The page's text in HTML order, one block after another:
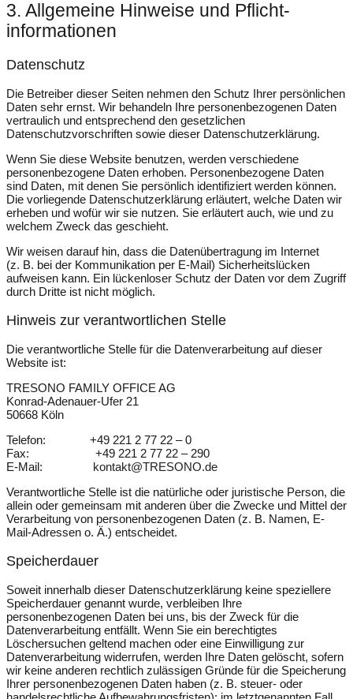
3. Allgemeine Hinweise und Pflicht­
informationen
Datenschutz
Die Betreiber dieser Seiten nehmen den Schutz Ihrer persönlichen
Daten sehr ernst. Wir behandeln Ihre personenbezogenen Daten
vertraulich und entsprechend den gesetzlichen
Datenschutzvorschriften sowie dieser Datenschutzerklärung.
Wenn Sie diese Website benutzen, werden verschiedene
personenbezogene Daten erhoben. Personenbezogene Daten
sind Daten, mit denen Sie persönlich identifiziert werden können.
Die vorliegende Datenschutzerklärung erläutert, welche Daten wir
erheben und wofür wir sie nutzen. Sie erläutert auch, wie und zu
welchem Zweck das geschieht.
Wir weisen darauf hin, dass die Datenübertragung im Internet
(z. B. bei der Kommunikation per E-Mail) Sicherheitslücken
aufweisen kann. Ein lückenloser Schutz der Daten vor dem Zugriff
durch Dritte ist nicht möglich.
Hinweis zur verantwortlichen Stelle
Die verantwortliche Stelle für die Datenverarbeitung auf dieser
Website ist:
TRESONO FAMILY OFFICE AG
Konrad-Adenauer-Ufer 21
50668 Köln
Telefon: +49 221 2 77 22 – 0
Fax: +49 221 2 77 22 – 290
E-Mail: kontakt@TRESONO.de
Verantwortliche Stelle ist die natürliche oder juristische Person, die
allein oder gemeinsam mit anderen über die Zwecke und Mittel der
Verarbeitung von personenbezogenen Daten (z. B. Namen, E-
Mail-Adressen o. Ä.) entscheidet.
Speicherdauer
Soweit innerhalb dieser Datenschutzerklärung keine speziellere
Speicherdauer genannt wurde, verbleiben Ihre
personenbezogenen Daten bei uns, bis der Zweck für die
Datenverarbeitung entfällt. Wenn Sie ein berechtigtes
Löschersuchen geltend machen oder eine Einwilligung zur
Datenverarbeitung widerrufen, werden Ihre Daten gelöscht, sofern
wir keine anderen rechtlich zulässigen Gründe für die Speicherung
Ihrer personenbezogenen Daten haben (z. B. steuer- oder